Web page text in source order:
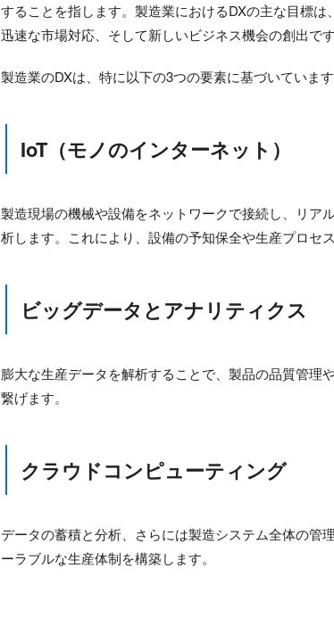
することを指します。製造業におけるDXの主な目標は
迅速な市場対応、そして新しいビジネス機会の創出です
製造業のDXは、特に以下の3つの要素に基づいています
IoT（モノのインターネット）
製造現場の機械や設備をネットワークで接続し、リア
析します。これにより、設備の予知保全や生産プロセ
ビッグデータとアナリティクス
膨大な生産データを解析することで、製品の品質管理
繋げます。
クラウドコンピューティング
データの蓄積と分析、さらには製造システム全体の管
ーラブルな生産体制を構築します。